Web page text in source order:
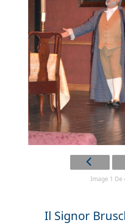
Image 1 De
Il Signor